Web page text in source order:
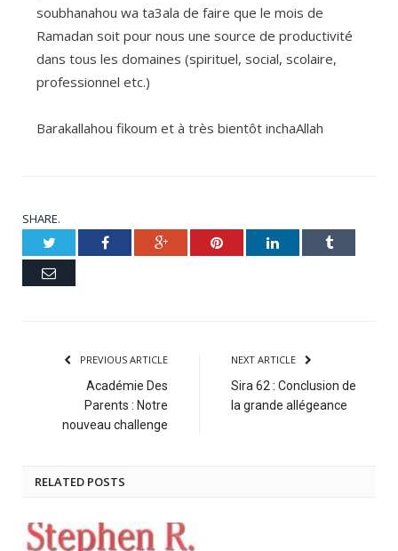
soubhanahou wa ta3ala de faire que le mois de
Ramadan soit pour nous une source de productivité
dans tous les domaines (spirituel, social, scolaire,
professionnel etc.)
Barakallahou fikoum et à très bientôt inchaAllah
SHARE.
Twitter Facebook Google+ Pinterest LinkedIn Tumblr
Email
PREVIOUS ARTICLE
Académie Des
Parents : Notre
nouveau challenge
NEXT ARTICLE
Sira 62 : Conclusion de
la grande allégeance
RELATED POSTS